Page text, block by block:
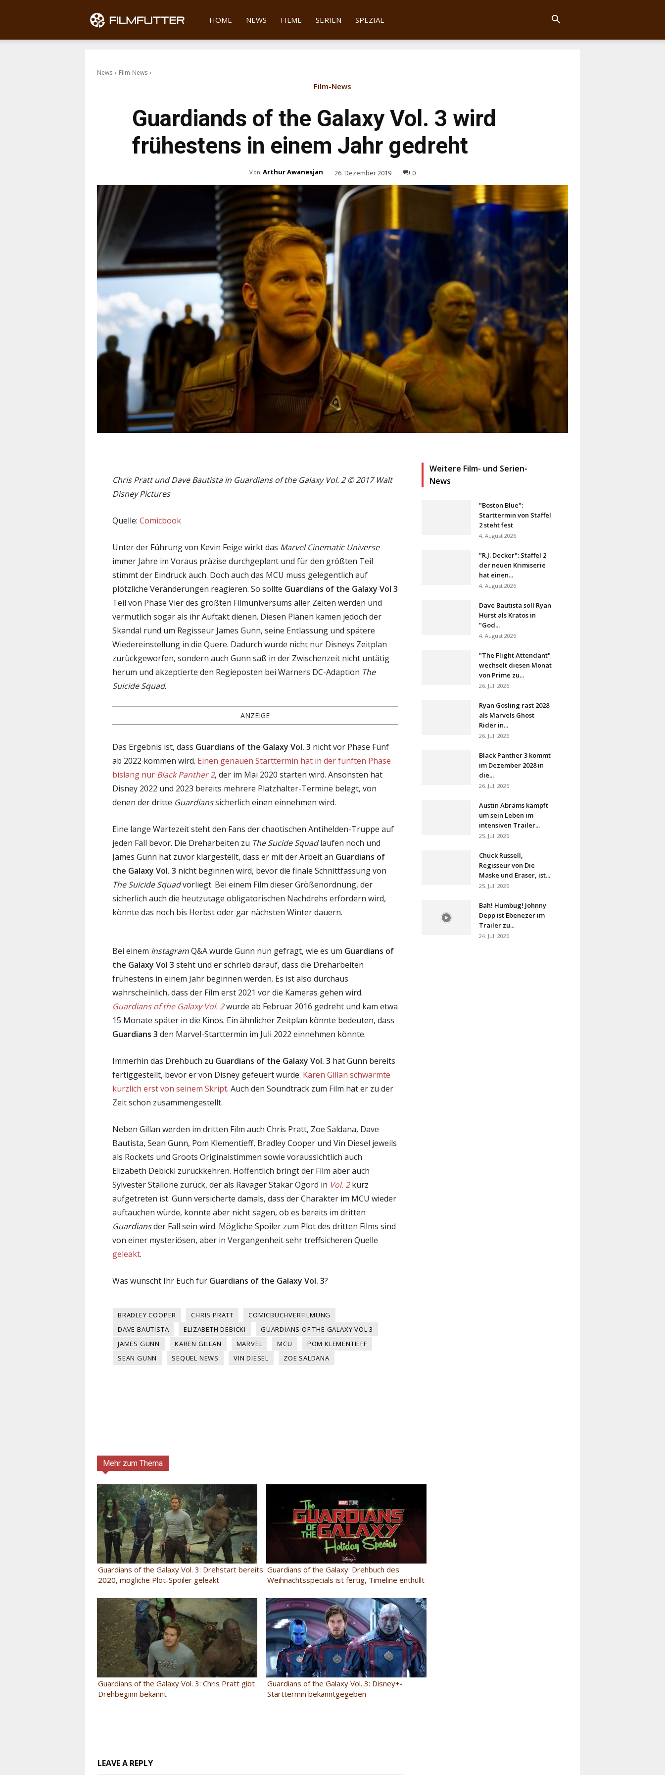
Filmfutter
HOME NEWS FILME SERIEN SPEZIAL
News Film-News
Film-News
Guardiands of the Galaxy Vol. 3 wird
frühestens in einem Jahr gedreht
Von Arthur Awanesjan 26. Dezember 2019 0
Chris Pratt und Dave Bautista in Guardians of the Galaxy Vol. 2 © 2017 Walt
Disney Pictures
Quelle: Comicbook
Unter der Führung von Kevin Feige wirkt das Marvel Cinematic Universe
immer Jahre im Voraus präzise durchgeplant und für den größten Teil
stimmt der Eindruck auch. Doch auch das MCU muss gelegentlich auf
plötzliche Veränderungen reagieren. So sollte Guardians of the Galaxy Vol 3
Teil von Phase Vier des größten Filmuniversums aller Zeiten werden und
vermutlich sogar als ihr Auftakt dienen. Diesen Plänen kamen jedoch der
Skandal rund um Regisseur James Gunn, seine Entlassung und spätere
Wiedereinstellung in die Quere. Dadurch wurde nicht nur Disneys Zeitplan
zurückgeworfen, sondern auch Gunn saß in der Zwischenzeit nicht untätig
herum und akzeptierte den Regieposten bei Warners DC-Adaption The
Suicide Squad.
ANZEIGE
Das Ergebnis ist, dass Guardians of the Galaxy Vol. 3 nicht vor Phase Fünf
ab 2022 kommen wird. Einen genauen Starttermin hat in der fünften Phase
bislang nur Black Panther 2, der im Mai 2020 starten wird. Ansonsten hat
Disney 2022 und 2023 bereits mehrere Platzhalter-Termine belegt, von
denen der dritte Guardianssicherlich einen einnehmen wird.
Eine lange Wartezeit steht den Fans der chaotischen Antihelden-Truppe auf
jeden Fall bevor. Die Dreharbeiten zu The Sucide Squadlaufen noch und
James Gunn hat zuvor klargestellt, dass er mit der Arbeit an Guardians of
the Galaxy Vol. 3 nicht beginnen wird, bevor die finale Schnittfassung von
The Suicide Squadvorliegt. Bei einem Film dieser Größenordnung, der
sicherlich auch die heutzutage obligatorischen Nachdrehs erfordern wird,
könnte das noch bis Herbst oder gar nächsten Winter dauern.
Bei einem InstagramQ&A wurde Gunn nun gefragt, wie es um Guardians of
the Galaxy Vol 3 steht und er schrieb darauf, dass die Dreharbeiten
frühestens in einem Jahr beginnen werden. Es ist also durchaus
wahrscheinlich, dass der Film erst 2021 vor die Kameras gehen wird.
Guardians of the Galaxy Vol. 2wurde ab Februar 2016 gedreht und kam etwa
15 Monate später in die Kinos. Ein ähnlicher Zeitplan könnte bedeuten, dass
Guardians 3 den Marvel-Starttermin im Juli 2022 einnehmen könnte.
Immerhin das Drehbuch zu Guardians of the Galaxy Vol. 3 hat Gunn bereits
fertiggestellt, bevor er von Disney gefeuert wurde. Karen Gillan schwärmte
kürzlich erst von seinem Skript. Auch den Soundtrack zum Film hat er zu der
Zeit schon zusammengestellt.
Neben Gillan werden im dritten Film auch Chris Pratt, Zoe Saldana, Dave
Bautista, Sean Gunn, Pom Klementieff, Bradley Cooper und Vin Diesel jeweils
als Rockets und Groots Originalstimmen sowie voraussichtlich auch
Elizabeth Debicki zurückkehren. Hoffentlich bringt der Film aber auch
Sylvester Stallone zurück, der als Ravager Stakar Ogord in Vol. 2kurz
aufgetreten ist. Gunn versicherte damals, dass der Charakter im MCU wieder
auftauchen würde, konnte aber nicht sagen, ob es bereits im dritten
Guardiansder Fall sein wird. Mögliche Spoiler zum Plot des dritten Films sind
von einer mysteriösen, aber in Vergangenheit sehr treffsicheren Quelle
geleakt.
Was wünscht Ihr Euch für Guardians of the Galaxy Vol. 3?
BRADLEY COOPER CHRIS PRATT
COMICBUCHVERFILMUNG
DAVE BAUTISTA
ELIZABETH DEBICKI
GUARDIANS OF THE GALAXY VOL 3
JAMES GUNN
KAREN GILLAN MARVEL MCU
POM KLEMENTIEFF
SEAN GUNN
SEQUEL NEWS VIN DIESEL ZOE SALDANA
Weitere Film- und Serien-
News
"Boston Blue":
Starttermin von Staffel
2 steht fest
4. August 2026
"R.J. Decker": Staffel 2
der neuen Krimiserie
hat einen...
4. August 2026
Dave Bautista soll Ryan
Hurst als Kratos in
"God...
4. August 2026
"The Flight Attendant"
wechselt diesen Monat
von Prime zu...
26. Juli 2026
Ryan Gosling rast 2028
als Marvels Ghost
Rider in...
26. Juli 2026
Black Panther 3 kommt
im Dezember 2028 in
die...
26. Juli 2026
Austin Abrams kämpft
um sein Leben im
intensiven Trailer...
25. Juli 2026
Chuck Russell,
Regisseur von Die
Maske und Eraser, ist...
25. Juli 2026
Bah! Humbug! Johnny
Depp ist Ebenezer im
Trailer zu...
24. Juli 2026
Mehr zum Thema
Guardians of the Galaxy Vol. 3: Drehstart bereits
2020, mögliche Plot-Spoiler geleakt
Guardians of the Galaxy: Drehbuch des
Weihnachtsspecials ist fertig, Timeline enthüllt
Guardians of the Galaxy Vol. 3: Chris Pratt gibt
Drehbeginn bekannt
Guardians of the Galaxy Vol. 3: Disney+-
Starttermin bekanntgegeben
LEAVE A REPLY